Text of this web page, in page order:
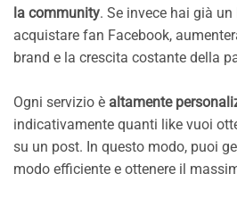
la community. Se invece hai già
acquistare fan Facebook,
brand e la crescita costante della
Ogni servizio è altamente
indicativamente quanti like vuoi
su un post. In questo modo, puoi
modo efficiente e ottenere il